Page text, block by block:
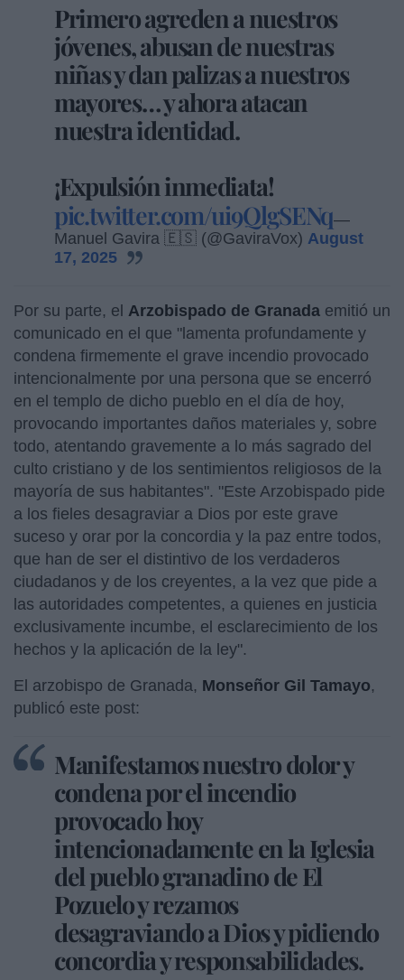
Primero agreden a nuestros
jóvenes, abusan de nuestras
niñas y dan palizas a nuestros
mayores… y ahora atacan
nuestra identidad.
¡Expulsión inmediata!
pic.twitter.com/ui9QlgSENq—
Manuel Gavira 🇪🇸 (@GaviraVox) August
17, 2025
Por su parte, el Arzobispado de Granada emitió un
comunicado en el que "lamenta profundamente y
condena firmemente el grave incendio provocado
intencionalmente por una persona que se encerró
en el templo de dicho pueblo en el día de hoy,
provocando importantes daños materiales y, sobre
todo, atentando gravemente a lo más sagrado del
culto cristiano y de los sentimientos religiosos de la
mayoría de sus habitantes". "Este Arzobispado pide
a los fieles desagraviar a Dios por este grave
suceso y orar por la concordia y la paz entre todos,
que han de ser el distintivo de los verdaderos
ciudadanos y de los creyentes, a la vez que pide a
las autoridades competentes, a quienes en justicia
exclusivamente incumbe, el esclarecimiento de los
hechos y la aplicación de la ley".
El arzobispo de Granada, Monseñor Gil Tamayo,
publicó este post:
Manifestamos nuestro dolor y
condena por el incendio
provocado hoy
intencionadamente en la Iglesia
del pueblo granadino de El
Pozuelo y rezamos
desagraviando a Dios y pidiendo
concordia y responsabilidades.